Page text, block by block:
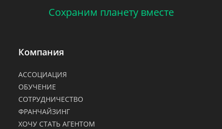
Сохраним планету вместе
Компания
АССОЦИАЦИЯ
ОБУЧЕНИЕ
СОТРУДНИЧЕСТВО
ФРАНЧАЙЗИНГ
ХОЧУ СТАТЬ АГЕНТОМ